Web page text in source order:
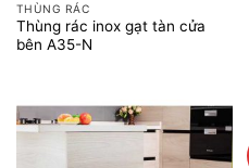
THÙNG RÁC
Thùng rác inox gạt tàn cửa
bên A35-N